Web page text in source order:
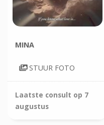
MINA
STUUR FOTO
Laatste consult op 7
augustus